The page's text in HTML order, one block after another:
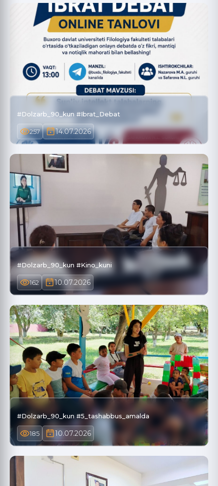
#Dolzarb_90_kun #Ibrat_Debat
257 14.07.2026
#Dolzarb_90_kun #Kino_kuni
162 10.07.2026
#Dolzarb_90_kun #5_tashabbus_amalda
185 10.07.2026